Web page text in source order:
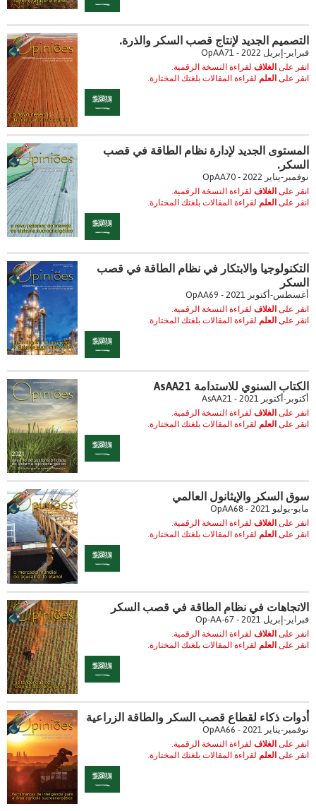
التصميم الجديد لإنتاج قصب السكر والذرة.
فبراير-إبريل 2022 - OpAA71
انقر على الغلاف لقراءة النسخة الرقمية.
انقر على العلم لقراءة المقالات بلغتك المختارة.
المستوى الجديد لإدارة نظام الطاقة في قصب
السكر.
نوفمبر-يناير 2022 - OpAA70
انقر على الغلاف لقراءة النسخة الرقمية.
انقر على العلم لقراءة المقالات بلغتك المختارة.
التكنولوجيا والابتكار في نظام الطاقة في قصب
السكر
أغسطس-أكتوبر 2021 - OpAA69
انقر على الغلاف لقراءة النسخة الرقمية.
انقر على العلم لقراءة المقالات بلغتك المختارة.
الكتاب السنوي للاستدامة AsAA21
أكتوبر-أكتوبر 2021 - AsAA21
انقر على الغلاف لقراءة النسخة الرقمية.
انقر على العلم لقراءة المقالات بلغتك المختارة.
سوق السكر والإيثانول العالمي
مايو-يوليو 2021 - OpAA68
انقر على الغلاف لقراءة النسخة الرقمية.
انقر على العلم لقراءة المقالات بلغتك المختارة.
الاتجاهات في نظام الطاقة في قصب السكر
فبراير-إبريل 2021 - Op-AA-67
انقر على الغلاف لقراءة النسخة الرقمية.
انقر على العلم لقراءة المقالات بلغتك المختارة.
أدوات ذكاء لقطاع قصب السكر والطاقة الزراعية
نوفمبر-يناير 2021 - OpAA66
انقر على الغلاف لقراءة النسخة الرقمية.
انقر على العلم لقراءة المقالات بلغتك المختارة.